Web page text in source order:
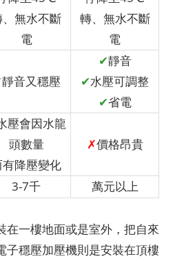
無水不斷
電
轉、無水不斷
電
靜音又穩壓
✔靜音
✔水壓可調整
✔省電
壓會因水龍
頭數量
降壓變化
✗價格昂貴
3-7千 萬元以上
在一樓地面或是室外，把自來
子穩壓加壓機則是安裝在頂樓